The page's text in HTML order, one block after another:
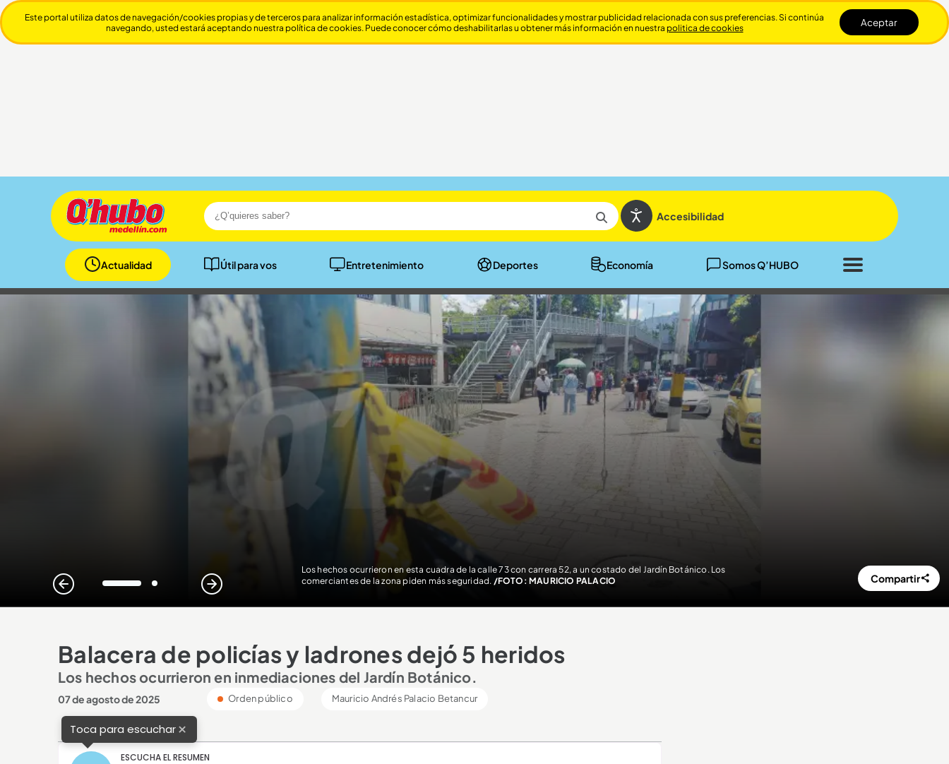
Accesibilidad
Actualidad Útil para vos Entretenimiento Deportes Economía Somos Q’HUBO
Cerrar
Los hechos ocurrieron en esta cuadra de la calle 73 con carrera 52, a un costado del Jardín Botánico. Los
comerciantes de la zona piden más seguridad. /FOTO: MAURICIO PALACIO
1 2
Compartir
Balacera de policías y ladrones dejó 5 heridos
Los hechos ocurrieron en inmediaciones del Jardín Botánico.
07 de agosto de 2025 Orden público Mauricio Andrés Palacio Betancur
Toca para escuchar×
ESCUCHA EL RESUMEN
Este portal utiliza datos de navegación/cookies propias y de terceros para analizar información estadística, optimizar funcionalidades y mostrar publicidad relacionada con sus preferencias. Si continúa
navegando, usted estará aceptando nuestra política de cookies. Puede conocer cómo deshabilitarlas u obtener más información en nuestra politica de cookies Aceptar